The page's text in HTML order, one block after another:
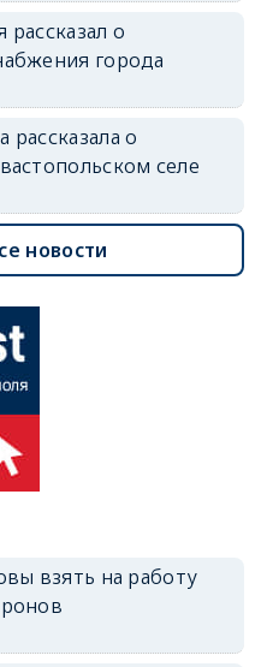
о
города
о
селе
новости
взять на работу